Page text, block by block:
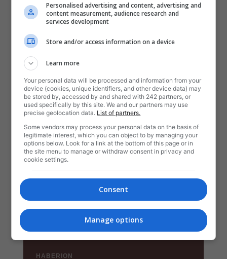
Personalised advertising and content, advertising and
content measurement, audience research and
services development
Store and/or access information on a device
Learn more
Your personal data will be processed and information from your
device (cookies, unique identifiers, and other device data) may
be stored by, accessed by and shared with 242 partners, or
used specifically by this site. We and our partners may use
precise geolocation data. List of partners.
Some vendors may process your personal data on the basis of
legitimate interest, which you can object to by managing your
options below. Look for a link at the bottom of this page or in
the site menu to manage or withdraw consent in privacy and
cookie settings.
Consent
Manage options